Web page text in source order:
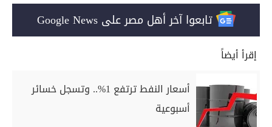
تابعوا آخر أهل مصر على Google News
إقرأ أيضاً
أسعار النفط ترتفع 1%.. وتسجل خسائر
أسبوعية